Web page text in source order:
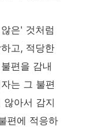
은' 것처럼
고, 적당한
편을 감내
는 그 불편
않아서 감지
편에 적응하